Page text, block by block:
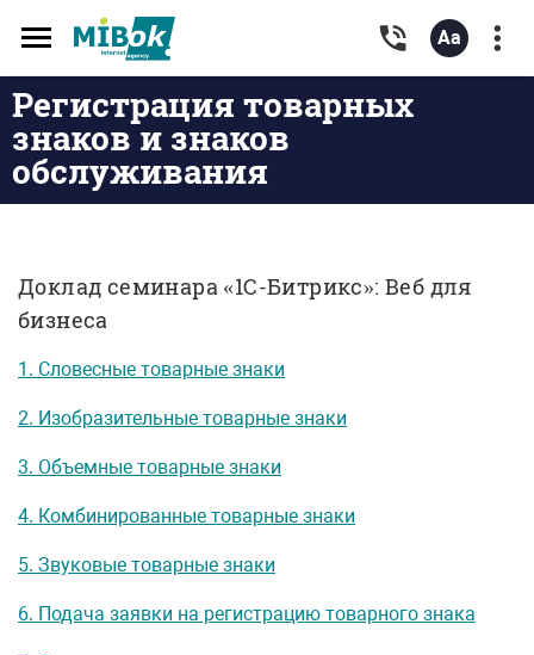
Toggle
navigation
Регистрация товарных
знаков и знаков
обслуживания
Доклад семинара «1С-Битрикс»: Веб для
бизнеса
1. Словесные товарные знаки
2. Изобразительные товарные знаки
3. Объемные товарные знаки
4. Комбинированные товарные знаки
5. Звуковые товарные знаки
6. Подача заявки на регистрацию товарного знака